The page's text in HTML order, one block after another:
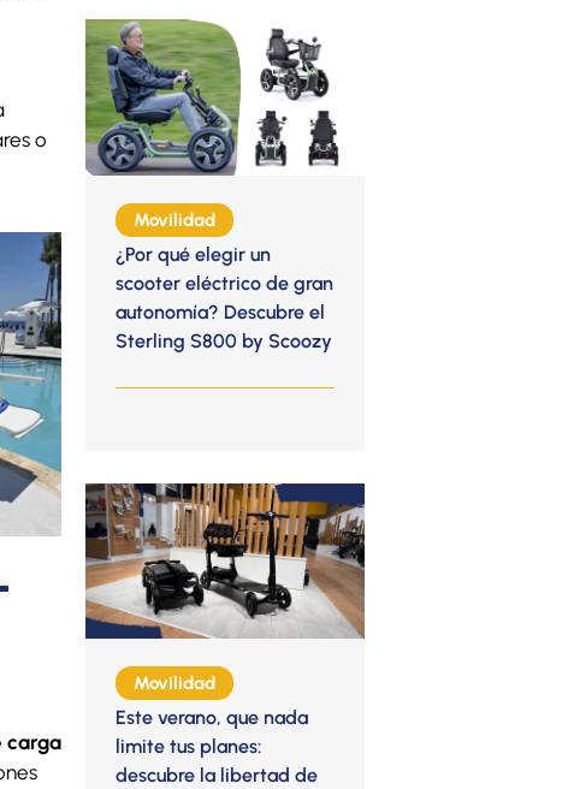
o
carga
Movilidad
¿Por qué elegir un
scooter eléctrico de gran
autonomía? Descubre el
Sterling S800 by Scoozy
Movilidad
Este verano, que nada
limite tus planes:
descubre la libertad de